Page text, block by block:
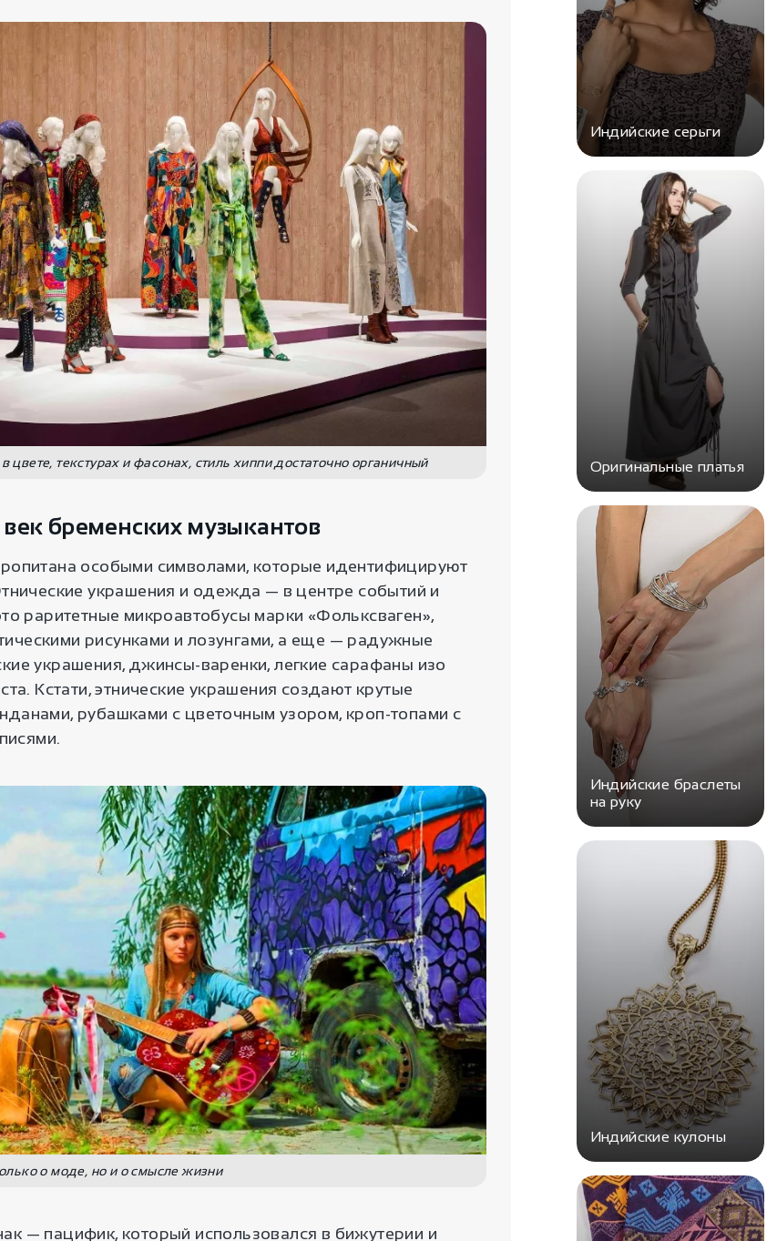
цвете, текстурах и фасонах, стиль хиппи достаточно органичный
бременских музыкантов
особыми символами, которые идентифицируют
украшения и одежда — в центре событий и
раритетные микроавтобусы марки «Фольксваген»,
рисунками и лозунгами, а еще — радужные
украшения, джинсы-варенки, легкие сарафаны изо
Кстати, этнические украшения создают крутые
рубашками с цветочным узором, кроп-топами с
о моде, но и о смысле жизни
— пацифик, который использовался в бижутерии и
Индийские серьги
Оригинальные платья
Индийские браслеты
на руку
Индийские кулоны